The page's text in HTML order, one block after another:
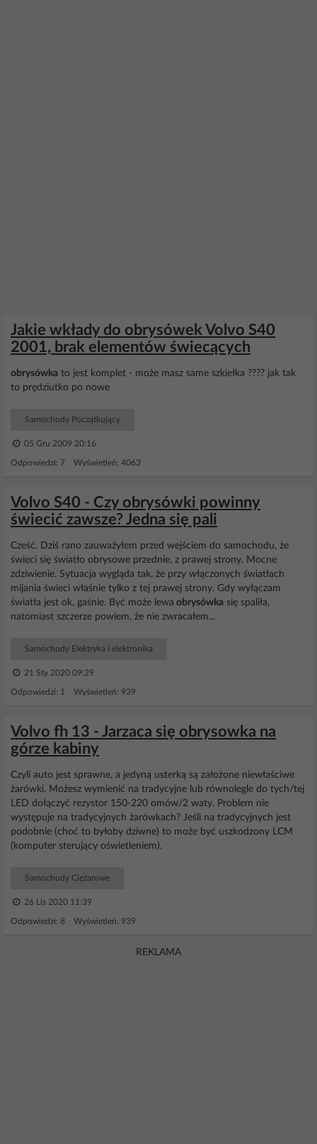
Jakie wkłady do obrysówek Volvo S40
2001, brak elementów świecących
obrysówka to jest komplet - może masz same szkiełka ???? jak tak
to prędziutko po nowe
Samochody Początkujący
05 Gru 2009 20:16
Odpowiedzi: 7 Wyświetleń: 4063
Volvo S40 - Czy obrysówki powinny
świecić zawsze? Jedna się pali
Cześć. Dziś rano zauważyłem przed wejściem do samochodu, że
świeci się światło obrysowe przednie, z prawej strony. Mocne
zdziwienie. Sytuacja wygląda tak, że przy włączonych światłach
mijania świeci właśnie tylko z tej prawej strony. Gdy wyłączam
światła jest ok, gaśnie. Być może lewa obrysówka się spaliła,
natomiast szczerze powiem, że nie zwracałem...
Samochody Elektryka i elektronika
21 Sty 2020 09:29
Odpowiedzi: 1 Wyświetleń: 939
Volvo fh 13 - Jarzaca się obrysowka na
górze kabiny
Czyli auto jest sprawne, a jedyną usterką są założone niewłaściwe
żarówki. Możesz wymienić na tradycyjne lub równolegle do tych/tej
LED dołączyć rezystor 150-220 omów/2 waty. Problem nie
występuje na tradycyjnych żarówkach? Jeśli na tradycyjnych jest
podobnie (choć to byłoby dziwne) to może być uszkodzony LCM
(komputer sterujący oświetleniem).
Samochody Ciężarowe
26 Lis 2020 11:39
Odpowiedzi: 8 Wyświetleń: 939
REKLAMA